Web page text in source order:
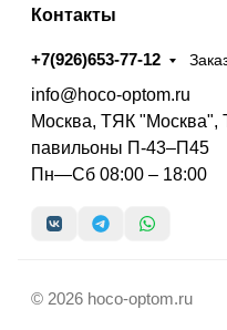
Контакты
+7(926)653-77-12
info@hoco-optom.ru
Москва, ТЯК "Москва",
павильоны П-43–П45
Пн—Сб 08:00 – 18:00
© 2026 hoco-optom.ru